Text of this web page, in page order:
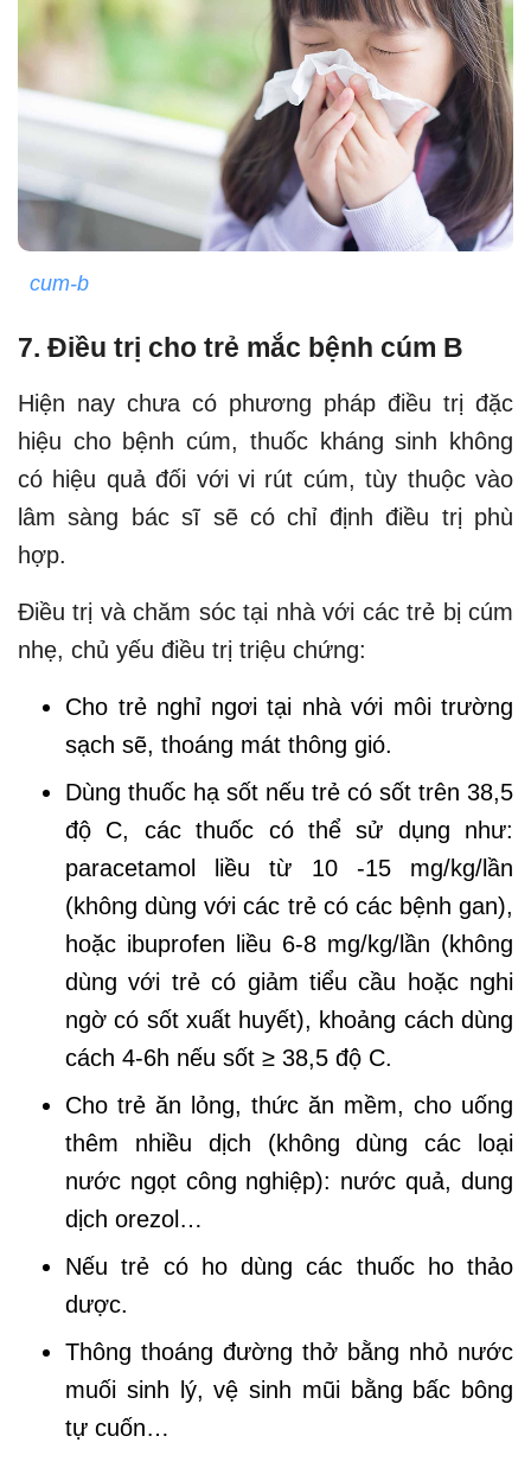
cum-b
7. Điều trị cho trẻ mắc bệnh cúm B
Hiện nay chưa có phương pháp điều trị đặc
hiệu cho bệnh cúm, thuốc kháng sinh không
có hiệu quả đối với vi rút cúm, tùy thuộc vào
lâm sàng bác sĩ sẽ có chỉ định điều trị phù
hợp.
Điều trị và chăm sóc tại nhà với các trẻ bị cúm
nhẹ, chủ yếu điều trị triệu chứng:
Cho trẻ nghỉ ngơi tại nhà với môi trường
sạch sẽ, thoáng mát thông gió.
Dùng thuốc hạ sốt nếu trẻ có sốt trên 38,5
độ C, các thuốc có thể sử dụng như:
paracetamol liều từ 10 -15 mg/kg/lần
(không dùng với các trẻ có các bệnh gan),
hoặc ibuprofen liều 6-8 mg/kg/lần (không
dùng với trẻ có giảm tiểu cầu hoặc nghi
ngờ có sốt xuất huyết), khoảng cách dùng
cách 4-6h nếu sốt ≥ 38,5 độ C.
Cho trẻ ăn lỏng, thức ăn mềm, cho uống
thêm nhiều dịch (không dùng các loại
nước ngọt công nghiệp): nước quả, dung
dịch orezol…
Nếu trẻ có ho dùng các thuốc ho thảo
dược.
Thông thoáng đường thở bằng nhỏ nước
muối sinh lý, vệ sinh mũi bằng bấc bông
tự cuốn…